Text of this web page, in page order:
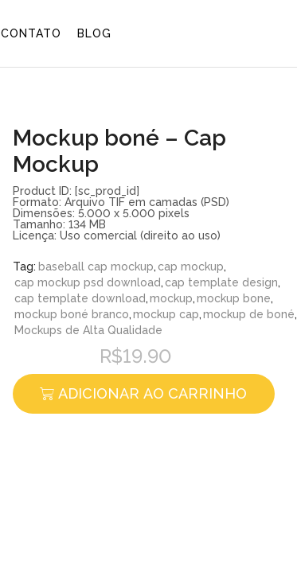
CONTATO BLOG
Mockup boné – Cap
Mockup
Product ID: [sc_prod_id]
Formato: Arquivo TIF em camadas (PSD)
Dimensões: 5.000 x 5.000 pixels
Tamanho: 134 MB
Licença: Uso comercial (direito ao uso)
Tag: baseball cap mockup, cap mockup,
cap mockup psd download, cap template design,
cap template download,mockup,mockup bone,
mockup boné branco,mockup cap,mockup de boné,
Mockups de Alta Qualidade
R$19.90
ADICIONAR AO CARRINHO